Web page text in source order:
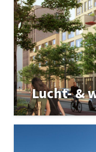
Lucht- &